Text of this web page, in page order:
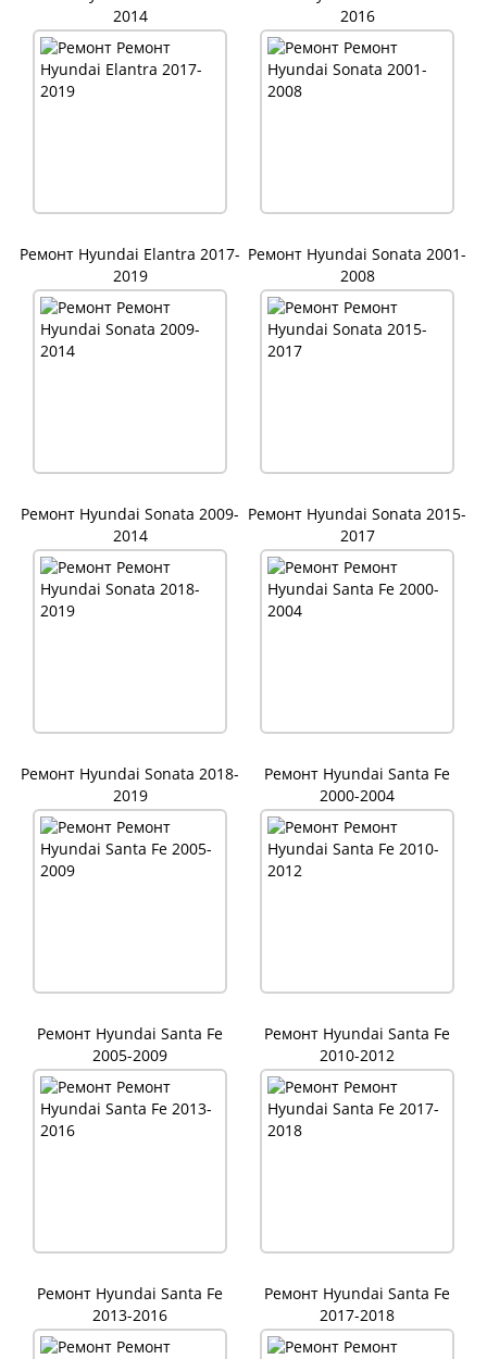
2014
2016
Ремонт Hyundai Elantra 2017-
2019
Ремонт Hyundai Sonata 2001-
2008
Ремонт Hyundai Sonata 2009-
2014
Ремонт Hyundai Sonata 2015-
2017
Ремонт Hyundai Sonata 2018-
2019
Ремонт Hyundai Santa Fe
2000-2004
Ремонт Hyundai Santa Fe
2005-2009
Ремонт Hyundai Santa Fe
2010-2012
Ремонт Hyundai Santa Fe
2013-2016
Ремонт Hyundai Santa Fe
2017-2018